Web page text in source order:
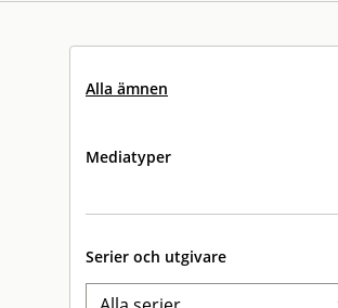
Alla ämnen
Mediatyper
Serier och utgivare